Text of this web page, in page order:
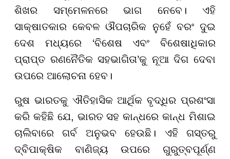
ଶିଖର ସମ୍ମେଳନରେ ଭାଗ ନେବେ। ଏହି
ସାକ୍ଷାତକାର କେବଳ ଔପଚାରିକ ନୁହେଁ ବରଂ ଦୁଇ
ଦେଶ ମଧ୍ୟରେ ‘ବିଶେଷ ଏବଂ ବିଶେଷାଧିକାର
ପ୍ରାପ୍ତ ରଣନୈତିକ ସହଭାଗିତା’କୁ ନୂଆ ଦିଗ ଦେବା
ଉପରେ ଆଲୋଚନା ହେବ।
ରୁଷ ଭାରତକୁ ଐତିହାସିକ ଆର୍ଥିକ ବୃଦ୍ଧିର ପ୍ରଶଂସା
କରି କହିଛି ଯେ, ଭାରତ ସହ କାନ୍ଧରେ କାନ୍ଧ ମିଶାଇ
ଚାଲିବାରେ ଗର୍ବ ଅନୁଭବ ହେଉଛି। ଏହି ଗସ୍ତରୁ
ଦ୍ବିପାକ୍ଷିକ ବାଣିଜ୍ୟ ଉପରେ ଗୁରୁତ୍ବପୂର୍ଣ୍ଣ